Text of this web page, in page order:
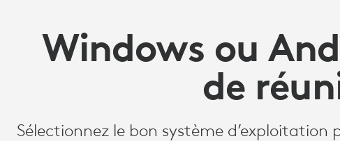
Windows ou
de
Sélectionnez le bon système d’exploitation